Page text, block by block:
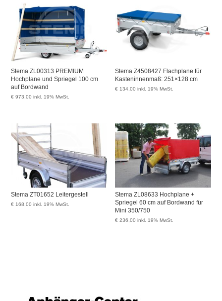
Stema ZL00313 PREMIUM
Hochplane und Spriegel 100 cm
auf Bordwand
€ 973,00 inkl. 19% MwSt.
Stema Z4508427 Flachplane für
Kasteninnenmaß: 251×128 cm
€ 134,00 inkl. 19% MwSt.
Stema ZT01652 Leitergestell
€ 168,00 inkl. 19% MwSt.
Stema ZL08633 Hochplane +
Spriegel 60 cm auf Bordwand für
Mini 350/750
€ 236,00 inkl. 19% MwSt.